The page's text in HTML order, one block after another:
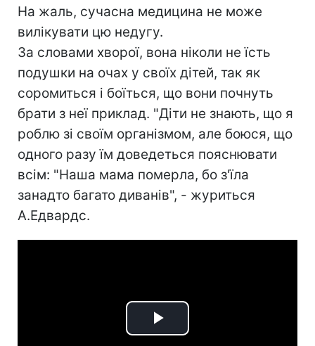
На жаль, сучасна медицина не може
вилікувати цю недугу.
За словами хворої, вона ніколи не їсть
подушки на очах у своїх дітей, так як
соромиться і боїться, що вони почнуть
брати з неї приклад. "Діти не знають, що я
роблю зі своїм організмом, але боюся, що
одного разу їм доведеться пояснювати
всім: "Наша мама померла, бо з'їла
занадто багато диванів", - журиться
А.Едвардс.
Play